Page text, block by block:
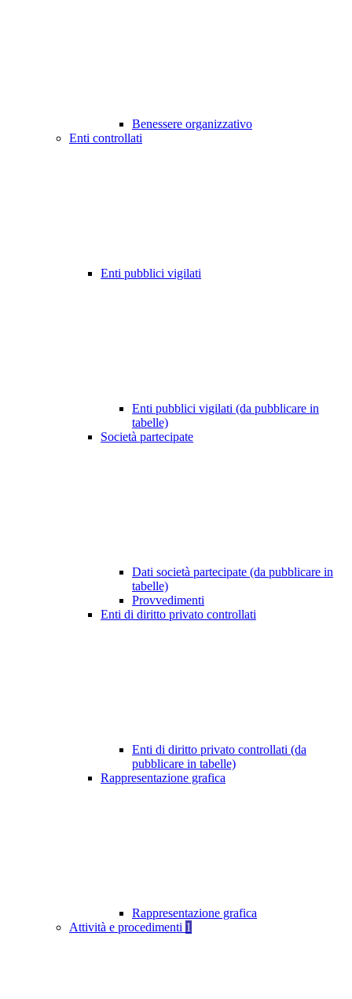
Benessere organizzativo
Enti controllati
Enti pubblici vigilati
Enti pubblici vigilati (da pubblicare in
tabelle)
Società partecipate
Dati società partecipate (da pubblicare in
tabelle)
Provvedimenti
Enti di diritto privato controllati
Enti di diritto privato controllati (da
pubblicare in tabelle)
Rappresentazione grafica
Rappresentazione grafica
Attività e procedimenti 1